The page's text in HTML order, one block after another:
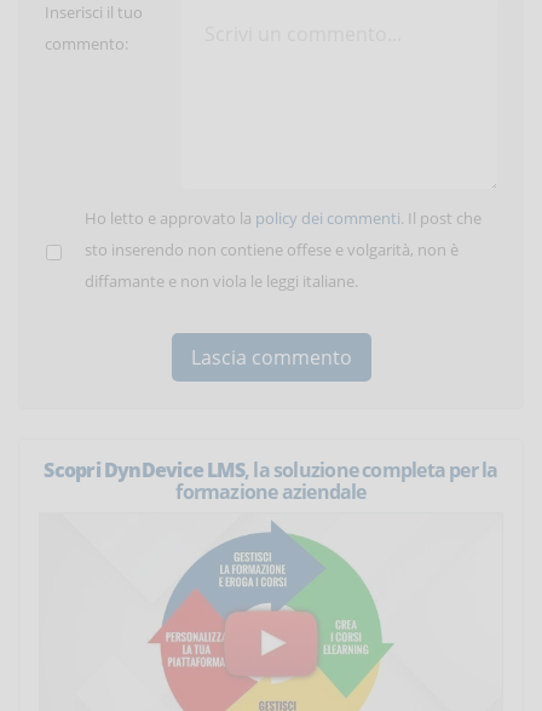
Inserisci il tuo
commento:
Ho letto e approvato la policy dei commenti. Il post che
sto inserendo non contiene offese e volgarità, non è
diffamante e non viola le leggi italiane.
Scopri DynDevice LMS, la soluzione completa per la
formazione aziendale